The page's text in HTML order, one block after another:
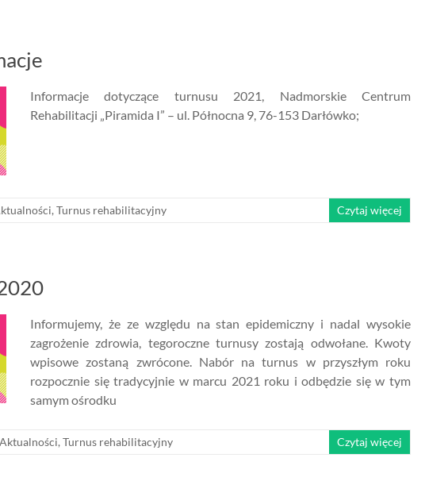
Informacje dotyczące turnusu 2021, Nadmorskie Centrum
Rehabilitacji „Piramida I” – ul. Północna 9, 76-153 Darłówko;
, Turnus rehabilitacyjny Czytaj więcej
Informujemy, że ze względu na stan epidemiczny i nadal wysokie
zagrożenie zdrowia, tegoroczne turnusy zostają odwołane. Kwoty
wpisowe zostaną zwrócone. Nabór na turnus w przyszłym roku
rozpocznie się tradycyjnie w marcu 2021 roku i odbędzie się w tym
samym ośrodku
Aktualności, Turnus rehabilitacyjny Czytaj więcej